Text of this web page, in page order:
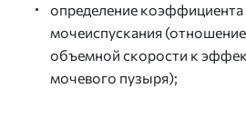
определение коэффициента
мочеиспускания
объемной скорости к
мочевого пузыря);